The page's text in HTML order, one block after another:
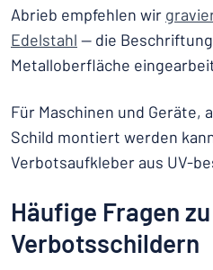
Abrieb empfehlen wir
Edelstahl — die
Metalloberfläche
Für Maschinen und Geräte,
Schild montiert werden
Verbotsaufkleber aus UV-
Häufige Fragen zu
Verbotsschildern